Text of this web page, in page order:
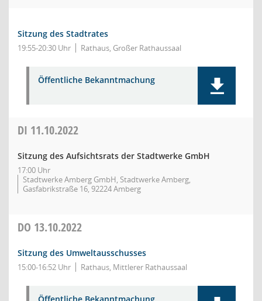
Sitzung des Stadtrates
19:55-20:30 Uhr Rathaus, Großer Rathaussaal
Öffentliche Bekanntmachung
DI 11.10.2022
Sitzung des Aufsichtsrats der Stadtwerke GmbH
17:00 Uhr
Stadtwerke Amberg GmbH, Stadtwerke Amberg,
Gasfabrikstraße 16, 92224 Amberg
DO 13.10.2022
Sitzung des Umweltausschusses
15:00-16:52 Uhr Rathaus, Mittlerer Rathaussaal